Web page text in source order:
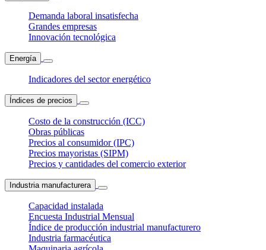
Demanda laboral insatisfecha
Grandes empresas
Innovación tecnológica
Energía
Indicadores del sector energético
Índices de precios
Costo de la construcción (ICC)
Obras públicas
Precios al consumidor (IPC)
Precios mayoristas (SIPM)
Precios y cantidades del comercio exterior
Industria manufacturera
Capacidad instalada
Encuesta Industrial Mensual
Índice de producción industrial manufacturero
Industria farmacéutica